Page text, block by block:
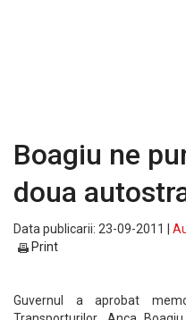
Boagiu ne
doua
Data publicarii: 23-09-2011 |
Print
Guvernul a aprobat